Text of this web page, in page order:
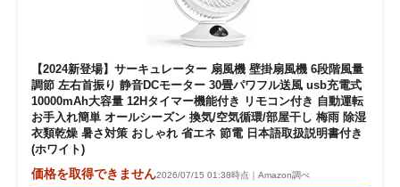
【2024新登場】サーキュレーター 扇風機 壁掛扇風機 6段階風量
調節 左右首振り 静音DCモーター 30畳パワフル送風 usb充電式
10000mAh大容量 12Hタイマー機能付き リモコン付き 自動運転
お手入れ簡単 オールシーズン 換気/空気循環/部屋干し 梅雨 除湿
衣類乾燥 暑さ対策 おしゃれ 省エネ 節電 日本語取扱説明書付き
(ホワイト)
価格を取得できません2026/07/15 01:38時点｜Amazon調べ